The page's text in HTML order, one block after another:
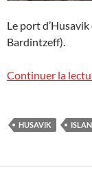
Le port
Bardintzeff).
Continuer la
HUSAVIK